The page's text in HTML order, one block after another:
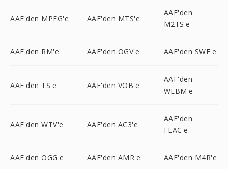
AAF'den MPEG'e AAF'den MTS'e
AAF'den
M2TS'e
AAF'den RM'e AAF'den OGV'e AAF'den SWF'e
AAF'den TS'e AAF'den VOB'e
AAF'den
WEBM'e
AAF'den WTV'e AAF'den AC3'e
AAF'den
FLAC'e
AAF'den OGG'e AAF'den AMR'e AAF'den M4R'e